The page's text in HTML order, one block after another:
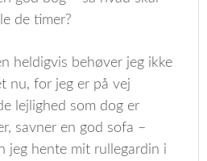
de timer?
heldigvis behøver jeg ikke
nu, for jeg er på vej
lejlighed som dog er
savner en god sofa –
jeg hente mit rullegardin i